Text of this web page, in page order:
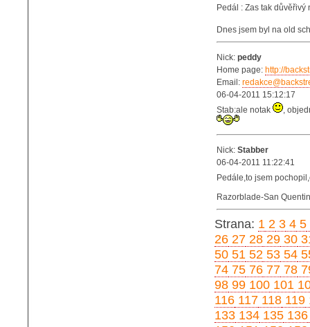
Pedál : Zas tak důvěřivý
Dnes jsem byl na old
Nick: peddy
Home page: http://
Email:
06-04-2011 15:12:17
Stab:ale notak
,
Nick: Stabber
06-04-2011 11:22:41
Pedále,to jsem
Razorblade-San
Strana: 1 2 3 4 5
26 27 28 29 30
50 51 52 53 54
74 75 76 77 78
98 99 100 101
116 117 118 119
133 134 135 136